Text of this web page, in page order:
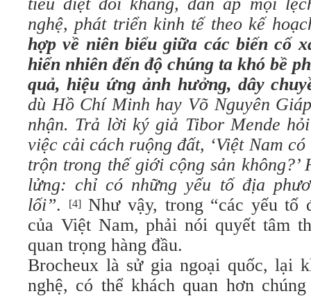
nghệ, phát triển kinh tế theo kế
hợp về niên biểu giữa các biến cố
hiển nhiên đến độ chúng ta khó bề
quả, hiệu ứng ảnh hưởng, dây
dù Hồ Chí Minh hay Võ Nguyên
nhận. Trả lời ký giả Tibor Mende
việc cải cách ruộng đất, ‘Việt Nam
trộn trong thế giới cộng sản
lửng: chỉ có những yếu tố địa
lối”. [4]Như vậy, trong “các yếu tố
của Việt Nam, phải nói quyết tâm
quan trọng hàng đầu.
Brocheux là sử gia ngoại quốc, lại
nghệ, có thể khách quan hơn